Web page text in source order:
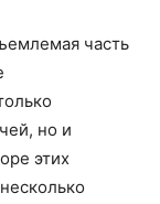
часть
но и
этих